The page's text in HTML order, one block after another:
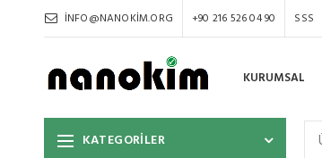
INFO@NANOKIM.ORG +90 216 526 04 90 SSS
KURUMSAL
KATEGORİLER